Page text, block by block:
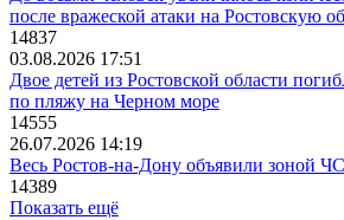
после вражеской атаки на Ростовскую
14837
03.08.2026 17:51
Двое детей из Ростовской области
по пляжу на Черном море
14555
26.07.2026 14:19
Весь Ростов-на-Дону объявили зоной
14389
Показать ещё